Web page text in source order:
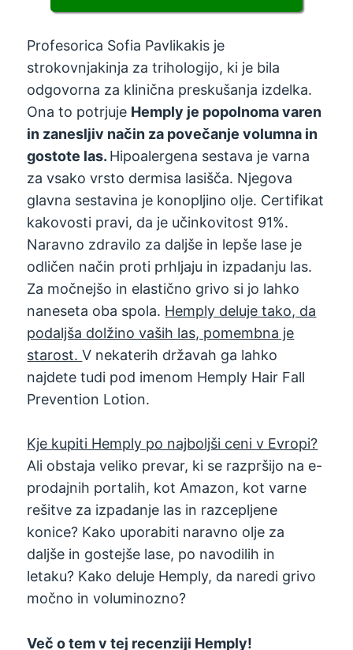
Profesorica Sofia Pavlikakis je
strokovnjakinja za trihologijo, ki je bila
odgovorna za klinična preskušanja izdelka.
Ona to potrjuje Hemply je popolnoma varen
in zanesljiv način za povečanje volumna in
gostote las. Hipoalergena sestava je varna
za vsako vrsto dermisa lasišča. Njegova
glavna sestavina je konopljino olje. Certifikat
kakovosti pravi, da je učinkovitost 91%.
Naravno zdravilo za daljše in lepše lase je
odličen način proti prhljaju in izpadanju las.
Za močnejšo in elastično grivo si jo lahko
naneseta oba spola. Hemply deluje tako, da
podaljša dolžino vaših las, pomembna je
starost.V nekaterih državah ga lahko
najdete tudi pod imenom Hemply Hair Fall
Prevention Lotion.
Kje kupiti Hemply po najboljši ceni v Evropi?
Ali obstaja veliko prevar, ki se razpršijo na e-
prodajnih portalih, kot Amazon, kot varne
rešitve za izpadanje las in razcepljene
konice? Kako uporabiti naravno olje za
daljše in gostejše lase, po navodilih in
letaku? Kako deluje Hemply, da naredi grivo
močno in voluminozno?
Več o tem v tej recenziji Hemply!